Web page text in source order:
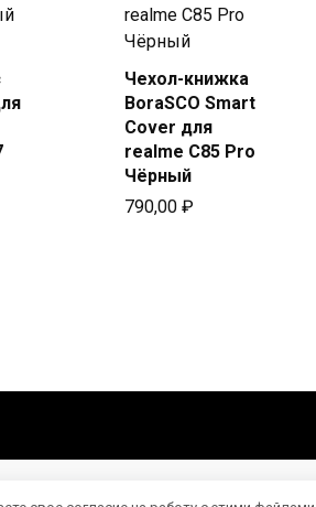
Купить
в Beeline
Чехол-книжка
BoraSCO Smart
Cover для
realme C85 Pro
Чёрный
790,00 ₽